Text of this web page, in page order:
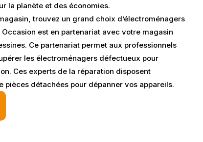
la planète et des économies.
trouvez un grand choix d’électroménagers
Occasion est en partenariat avec votre magasin
Ce partenariat permet aux professionnels
les électroménagers défectueux pour
Ces experts de la réparation disposent
pièces détachées pour dépanner vos appareils.